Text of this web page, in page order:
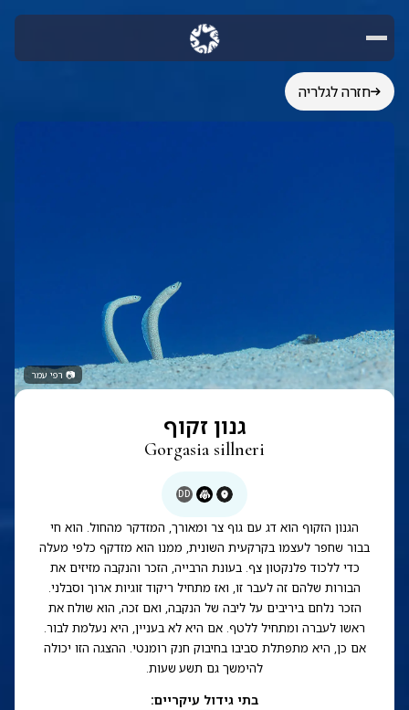
חזרה לגלריה
📷 רפי עמר
גנון זקוף
Gorgasia sillneri
DD
הגנון הזקוף הוא דג עם גוף צר ומאורך, המזדקר מהחול. הוא חי
בבור שחפר לעצמו בקרקעית השונית, ממנו הוא מזדקף כלפי מעלה
כדי ללכוד פלנקטון צף. בעונת הרבייה, הזכר והנקבה מזיזים את
הבורות שלהם זה לעבר זו, ואז מתחיל ריקוד זוגיות ארוך וסבלני.
הזכר נלחם ביריבים על ליבה של הנקבה, ואם זכה, הוא שולח את
ראשו לעברה ומתחיל ללטף. אם היא לא בעניין, היא נעלמת לבור.
אם כן, היא מתפתלת סביבו בחיבוק חנק רומנטי. ההצגה הזו יכולה
להימשך גם תשע שעות.
בתי גידול עיקריים: